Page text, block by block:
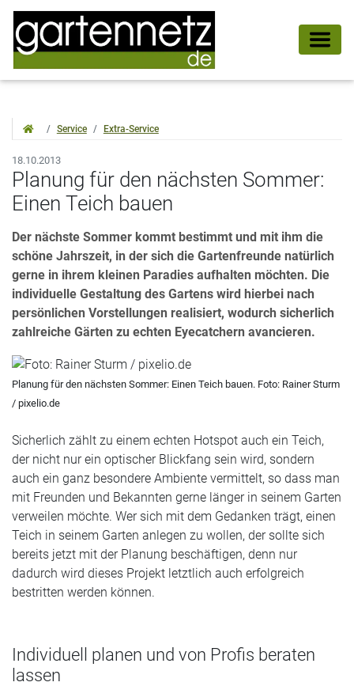
Service Extra-Service
18.10.2013
Planung für den nächsten Sommer:
Einen Teich bauen
Der nächste Sommer kommt bestimmt und mit ihm die
schöne Jahrszeit, in der sich die Gartenfreunde natürlich
gerne in ihrem kleinen Paradies aufhalten möchten. Die
individuelle Gestaltung des Gartens wird hierbei nach
persönlichen Vorstellungen realisiert, wodurch sicherlich
zahlreiche Gärten zu echten Eyecatchern avancieren.
Planung für den nächsten Sommer: Einen Teich bauen. Foto: Rainer Sturm
/ pixelio.de
Sicherlich zählt zu einem echten Hotspot auch ein Teich,
der nicht nur ein optischer Blickfang sein wird, sondern
auch ein ganz besondere Ambiente vermittelt, so dass man
mit Freunden und Bekannten gerne länger in seinem Garten
verweilen möchte. Wer sich mit dem Gedanken trägt, einen
Teich in seinem Garten anlegen zu wollen, der sollte sich
bereits jetzt mit der Planung beschäftigen, denn nur
dadurch wird dieses Projekt letztlich auch erfolgreich
bestritten werden können.
Individuell planen und von Profis beraten
lassen